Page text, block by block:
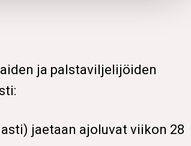
ja palstaviljelijöiden
jaetaan ajoluvat viikon 28